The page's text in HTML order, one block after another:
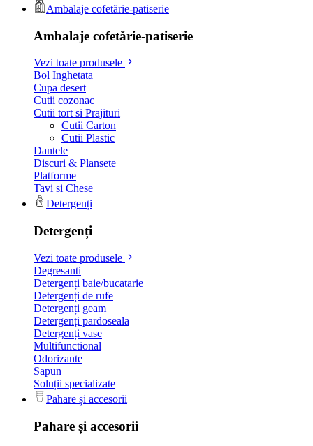
Ambalaje cofetărie-patiserie
Ambalaje cofetărie-patiserie
Vezi toate produsele
Bol Inghetata
Cupa desert
Cutii cozonac
Cutii tort si Prajituri
Cutii Carton
Cutii Plastic
Dantele
Discuri & Plansete
Platforme
Tavi si Chese
Detergenți
Detergenți
Vezi toate produsele
Degresanti
Detergenți baie/bucatarie
Detergenți de rufe
Detergenți geam
Detergenți pardoseala
Detergenți vase
Multifunctional
Odorizante
Sapun
Soluții specializate
Pahare și accesorii
Pahare și accesorii